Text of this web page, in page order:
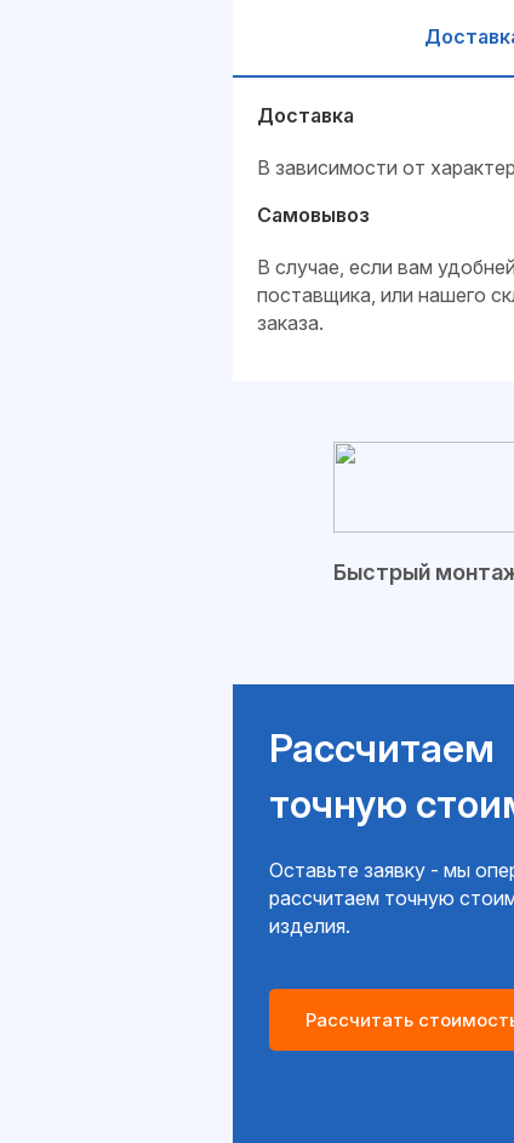
Доставка
В зависимости от
Самовывоз
В случае, если вам
поставщика, или нашего
заказа.
Быстрый
Рассчитаем
точную
Оставьте заявку - мы
рассчитаем точную
изделия.
Рассчитать